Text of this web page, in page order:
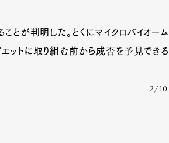
とが判明した。とくにマイクロバイオーム
ットに取り組む前から成否を予見できる
2/10